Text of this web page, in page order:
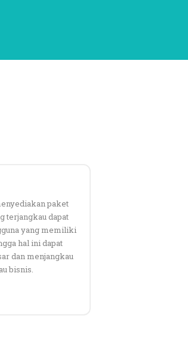
paket
terjangkau dapat
yang memiliki
hal ini dapat
dan menjangkau
bisnis.